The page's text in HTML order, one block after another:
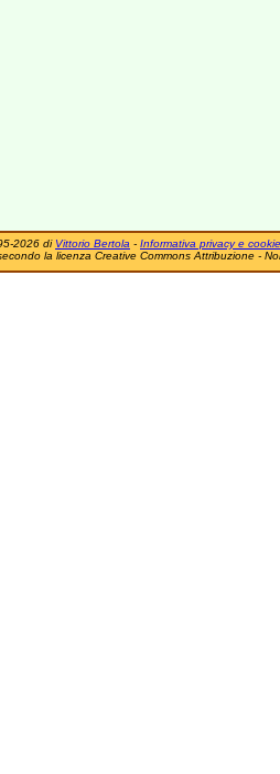
2026 di Vittorio Bertola - Informativa privacy e cookie
la licenza Creative Commons Attribuzione -